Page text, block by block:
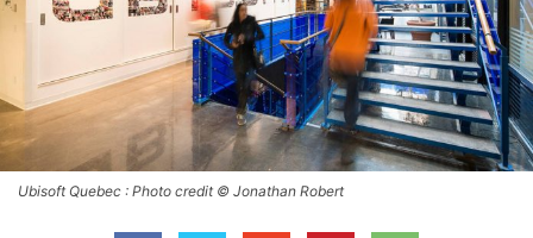
Ubisoft Quebec : Photo credit © Jonathan Robert